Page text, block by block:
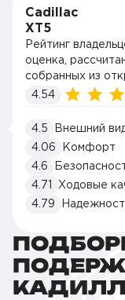
Cadillac
XT5
Рейтинг
оценка,
собранных из
4.54
4.5
Внешний
4.06
Комфорт
4.6
4.71
Ходовые
4.79